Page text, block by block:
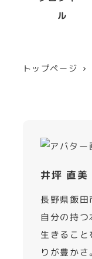
ル
トップページ
井坪 直美
長野県飯田
自分の持つ
生きるこ
りが豊か